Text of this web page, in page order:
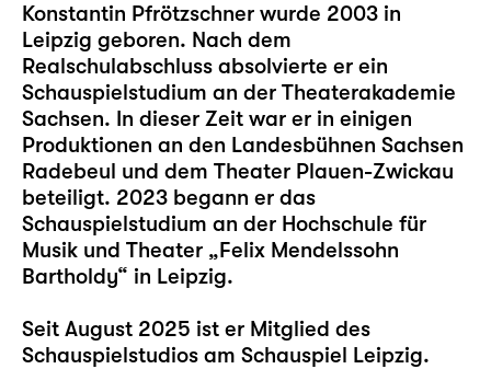
Konstantin Pfrötzschner wurde 2003 in
Leipzig geboren. Nach dem
Realschulabschluss absolvierte er ein
Schauspielstudium an der Theaterakademie
Sachsen. In dieser Zeit war er in einigen
Produktionen an den Landesbühnen Sachsen
Radebeul und dem Theater Plauen-Zwickau
beteiligt. 2023 begann er das
Schauspielstudium an der Hochschule für
Musik und Theater „Felix Mendelssohn
Bartholdy“ in Leipzig.
Seit August 2025 ist er Mitglied des
Schauspielstudios am Schauspiel Leipzig.